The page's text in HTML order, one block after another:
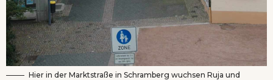
Hier in der Marktstraße in Schramberg wuchsen Ruja und